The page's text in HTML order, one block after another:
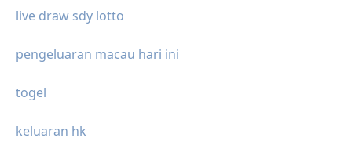
live draw sdy lotto
pengeluaran macau hari ini
togel
keluaran hk